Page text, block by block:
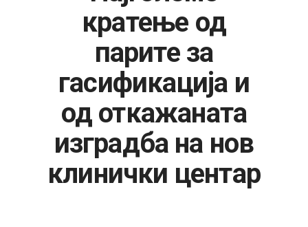
ЖИВОТкратење од
парите за
гасификација и
од откажаната
изградба на нов
клинички центар